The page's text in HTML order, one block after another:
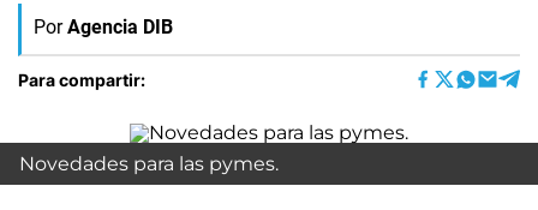
Por Agencia DIB
Para compartir:
Novedades para las pymes.